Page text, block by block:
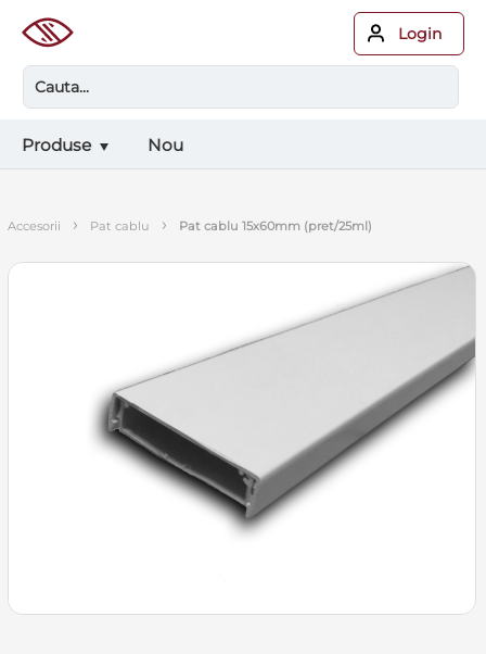
Login
Produse Nou
accesorii › pat cablu › pat cablu 15x60mm (pret/25ml)